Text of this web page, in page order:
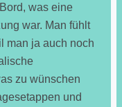
was eine
war. Man fühlt
man ja auch noch
zu wünschen
und